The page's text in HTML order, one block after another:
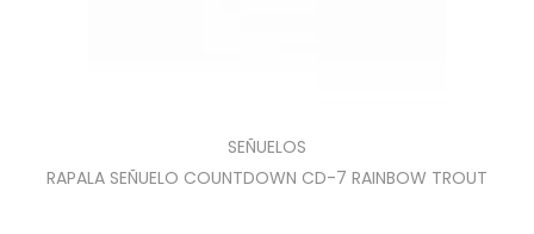
SEÑUELOS
RAPALA SEÑUELO COUNTDOWN CD-7 RAINBOW TROUT